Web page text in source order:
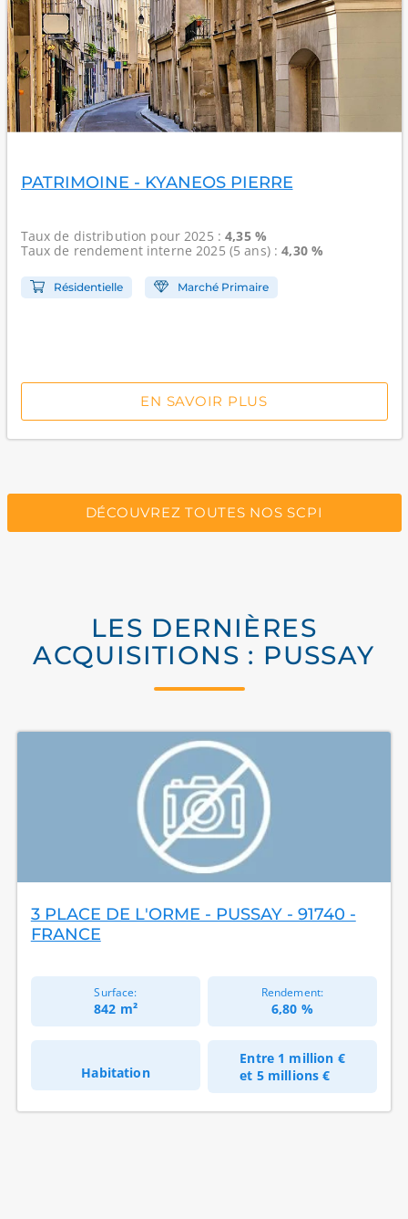
PATRIMOINE - KYANEOS PIERRE
Taux de distribution pour 2025 :4,35 %
Taux de rendement interne2025 (5 ans) :4,30 %
Résidentielle Marché Primaire
EN SAVOIR PLUS
DÉCOUVREZ TOUTES NOS SCPI
LES DERNIÈRES
ACQUISITIONS : PUSSAY
3 PLACE DE L'ORME - PUSSAY - 91740 -
FRANCE
Surface:
842 m²
Rendement:
6,80 %
Habitation
Entre 1 million €
et 5 millions €